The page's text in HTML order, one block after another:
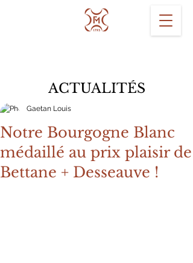
ACTUALITÉS
Notre Bourgogne Blanc
médaillé au prix plaisir de
Bettane + Desseauve !
Gaetan Louis